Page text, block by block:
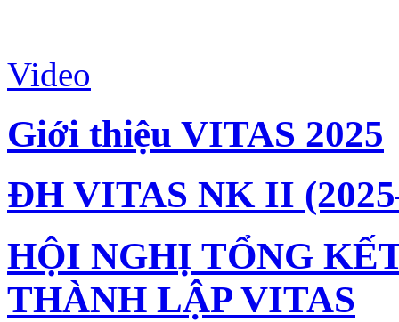
Video
Giới thiệu VITAS 2025
ĐH VITAS NK II
HỘI NGHỊ TỔNG
THÀNH LẬP VITAS